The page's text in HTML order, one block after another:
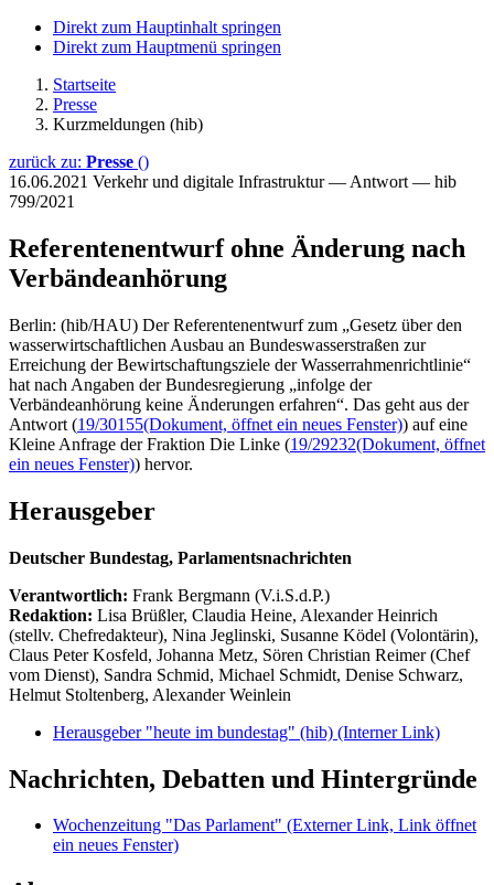
Direkt zum Hauptinhalt springen
Direkt zum Hauptmenü springen
Startseite
Presse
Kurzmeldungen (hib)
zurück zu: Presse ()
16.06.2021 Verkehr und digitale Infrastruktur — Antwort — hib
799/2021
Referentenentwurf ohne Änderung nach
Verbändeanhörung
Berlin: (hib/HAU) Der Referentenentwurf zum „Gesetz über den
wasserwirtschaftlichen Ausbau an Bundeswasserstraßen zur
Erreichung der Bewirtschaftungsziele der Wasserrahmenrichtlinie“
hat nach Angaben der Bundesregierung „infolge der
Verbändeanhörung keine Änderungen erfahren“. Das geht aus der
Antwort (19/30155(Dokument, öffnet ein neues Fenster)) auf eine
Kleine Anfrage der Fraktion Die Linke (19/29232(Dokument, öffnet
ein neues Fenster)) hervor.
Herausgeber
Deutscher Bundestag, Parlamentsnachrichten
Verantwortlich: Frank Bergmann (V.i.S.d.P.)
Redaktion: Lisa Brüßler, Claudia Heine, Alexander Heinrich
(stellv. Chefredakteur), Nina Jeglinski, Susanne Ködel (Volontärin),
Claus Peter Kosfeld, Johanna Metz, Sören Christian Reimer (Chef
vom Dienst), Sandra Schmid, Michael Schmidt, Denise Schwarz,
Helmut Stoltenberg, Alexander Weinlein
Herausgeber "heute im bundestag" (hib) (Interner Link)
Nachrichten, Debatten und Hintergründe
Wochenzeitung "Das Parlament" (Externer Link, Link öffnet
ein neues Fenster)